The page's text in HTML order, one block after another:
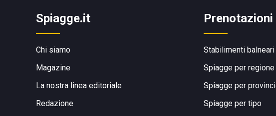
Spiagge.it
Chi siamo
Magazine
La nostra linea editoriale
Redazione
Prenotazioni
Stabilimenti balneari
Spiagge per regione
Spiagge per
Spiagge per tipo